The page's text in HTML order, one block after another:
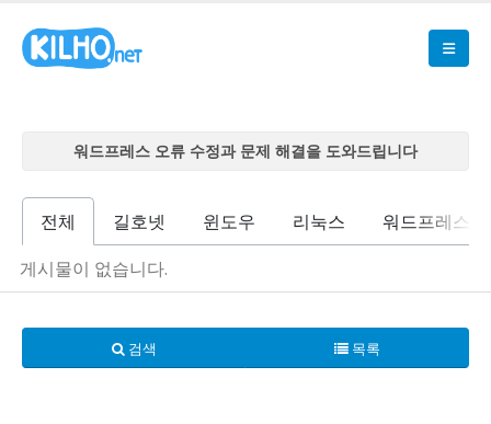
워드프레스 오류 수정과 문제 해결을 도와드립니다
워드프레스 오류 수정과 문제 해결을 도와드립니다
워드프레스 오류 수정과 문제 해결을 도와드립니다
워드프레스 오류 수정과 문제 해결을 도와드립니다
전체 길호넷 윈도우 리눅스
워드프레스
게시물이 없습니다.
검색 목록